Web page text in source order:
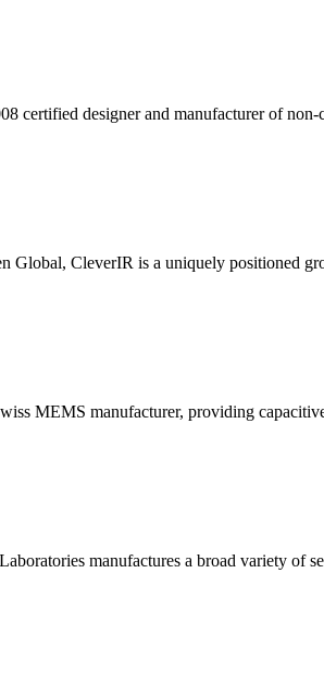
certified designer and manufacturer of
Global, CleverIR is a uniquely positioned
MEMS manufacturer, providing
manufactures a broad variety of